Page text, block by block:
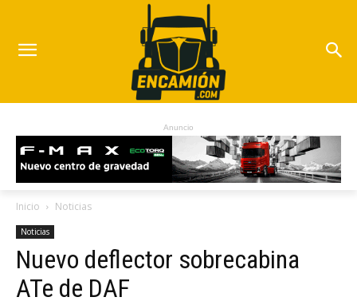
Anuncio
Inicio Noticias
Noticias
Nuevo deflector sobrecabina
ATe de DAF